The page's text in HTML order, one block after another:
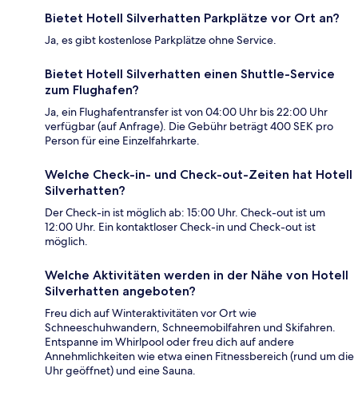
Bietet Hotell Silverhatten Parkplätze vor Ort an?
Ja, es gibt kostenlose Parkplätze ohne Service.
Bietet Hotell Silverhatten einen Shuttle-Service
zum Flughafen?
Ja, ein Flughafentransfer ist von 04:00 Uhr bis 22:00 Uhr
verfügbar (auf Anfrage). Die Gebühr beträgt 400 SEK pro
Person für eine Einzelfahrkarte.
Welche Check-in- und Check-out-Zeiten hat Hotell
Silverhatten?
Der Check-in ist möglich ab: 15:00 Uhr. Check-out ist um
12:00 Uhr. Ein kontaktloser Check-in und Check-out ist
möglich.
Welche Aktivitäten werden in der Nähe von Hotell
Silverhatten angeboten?
Freu dich auf Winteraktivitäten vor Ort wie
Schneeschuhwandern, Schneemobilfahren und Skifahren.
Entspanne im Whirlpool oder freu dich auf andere
Annehmlichkeiten wie etwa einen Fitnessbereich (rund um die
Uhr geöffnet) und eine Sauna.